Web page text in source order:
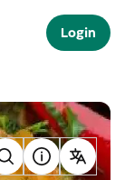
Login